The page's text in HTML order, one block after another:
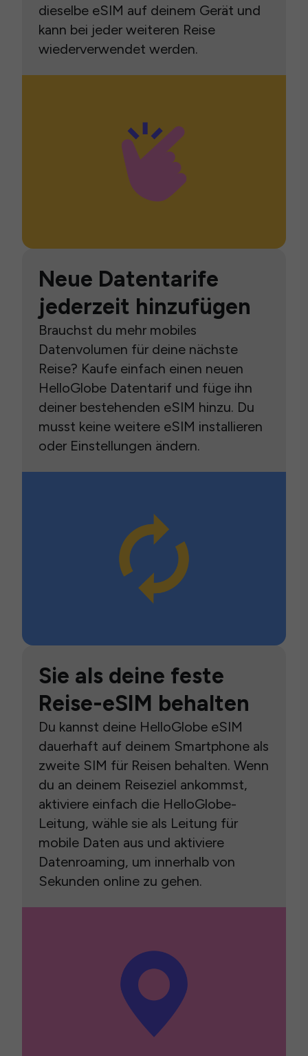
dieselbe eSIM auf deinem Gerät und
kann bei jeder weiteren Reise
wiederverwendet werden.
Neue Datentarife
jederzeit hinzufügen
Brauchst du mehr mobiles
Datenvolumen für deine nächste
Reise? Kaufe einfach einen neuen
HelloGlobe Datentarif und füge ihn
deiner bestehenden eSIM hinzu. Du
musst keine weitere eSIM installieren
oder Einstellungen ändern.
Sie als deine feste
Reise-eSIM behalten
Du kannst deine HelloGlobe eSIM
dauerhaft auf deinem Smartphone als
zweite SIM für Reisen behalten. Wenn
du an deinem Reiseziel ankommst,
aktiviere einfach die HelloGlobe-
Leitung, wähle sie als Leitung für
mobile Daten aus und aktiviere
Datenroaming, um innerhalb von
Sekunden online zu gehen.